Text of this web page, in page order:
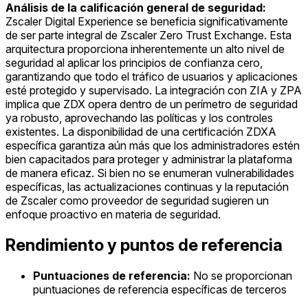
Análisis de la calificación general de seguridad:
Zscaler Digital Experience se beneficia significativamente
de ser parte integral de Zscaler Zero Trust Exchange. Esta
arquitectura proporciona inherentemente un alto nivel de
seguridad al aplicar los principios de confianza cero,
garantizando que todo el tráfico de usuarios y aplicaciones
esté protegido y supervisado. La integración con ZIA y ZPA
implica que ZDX opera dentro de un perímetro de seguridad
ya robusto, aprovechando las políticas y los controles
existentes. La disponibilidad de una certificación ZDXA
específica garantiza aún más que los administradores estén
bien capacitados para proteger y administrar la plataforma
de manera eficaz. Si bien no se enumeran vulnerabilidades
específicas, las actualizaciones continuas y la reputación
de Zscaler como proveedor de seguridad sugieren un
enfoque proactivo en materia de seguridad.
Rendimiento y puntos de referencia
Puntuaciones de referencia: No se proporcionan
puntuaciones de referencia específicas de terceros